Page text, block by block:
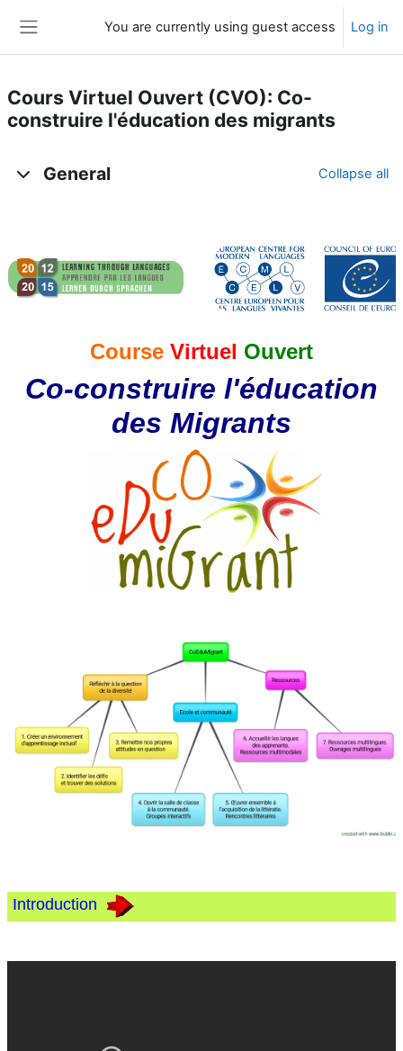
You are currently using guest access Log in
Cours Virtuel Ouvert (CVO): Co-
construire l'éducation des migrants
General Collapse all
Course Virtuel Ouvert
Co-construire l'éducation
des Migrants
Introduction